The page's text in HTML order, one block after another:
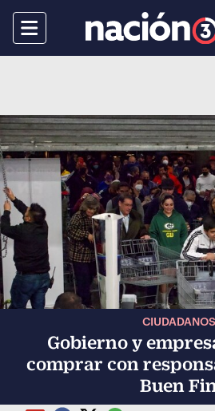
Menu
CIUDADANOS
Gobierno y
comprar con
Buen